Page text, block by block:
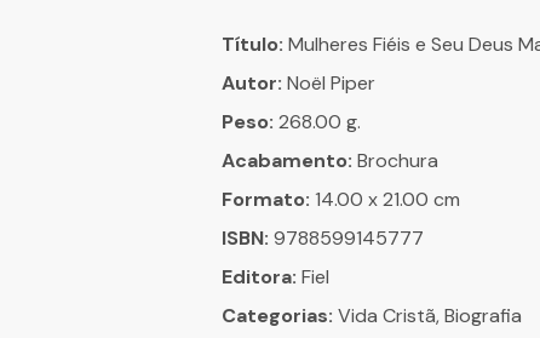
Título: Mulheres Fiéis e Seu Deus
Autor: Noël Piper
Peso: 268.00 g.
Acabamento: Brochura
Formato: 14.00 x 21.00 cm
ISBN: 9788599145777
Editora: Fiel
Categorias: Vida Cristã, Biografia